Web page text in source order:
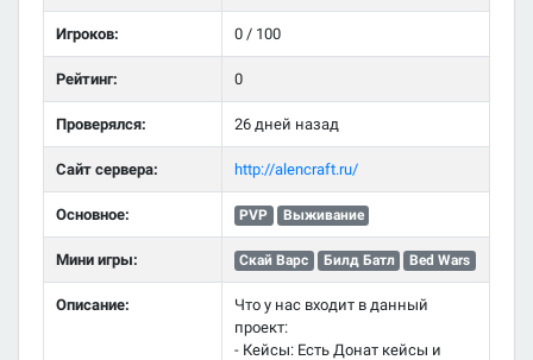
Игроков: 0 / 100
Рейтинг: 0
Проверялся: 26 дней назад
Сайт сервера: http://alencraft.ru/
Основное: PVP Выживание
Мини игры: Скай Варс Билд Батл Bed Wars
Описание:
Что у нас входит в данный
проект:
- Кейсы: Есть Донат кейсы и